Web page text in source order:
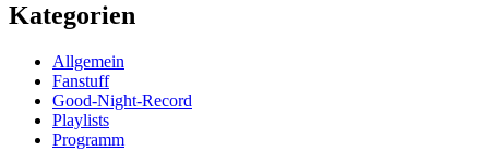
Kategorien
Allgemein
Fanstuff
Good-Night-Record
Playlists
Programm